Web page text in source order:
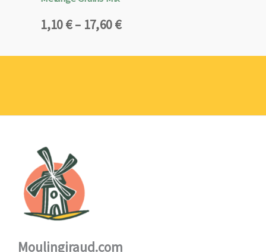
1,10€– 17,60€
Plage
prix :
Moulingiraud.com